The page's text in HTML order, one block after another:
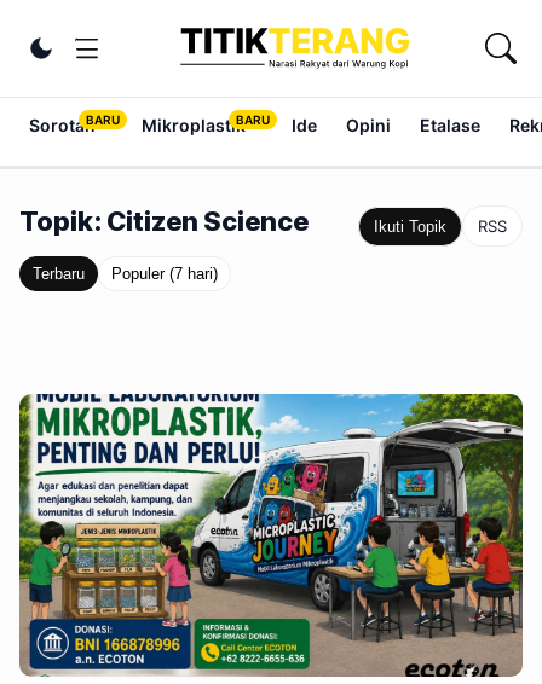
Ubah tema
Sorotan Mikroplastik Ide Opini Etalase
Topik: Citizen Science Ikuti Topik RSS
Terbaru Populer (7 hari)